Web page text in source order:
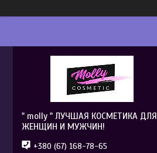
" molly " ЛУЧШАЯ КОСМЕТИКА ДЛЯ
ЖЕНЩИН И МУЖЧИН!
+380 (67) 168-78-65